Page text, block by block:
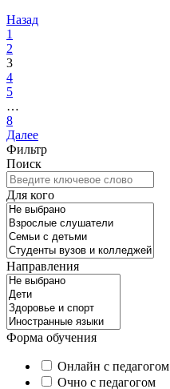
Назад
1
2
3
4
5
…
8
Далее
Фильтр
Поиск
Для кого
Направления
Форма обучения
Онлайн с педагогом
Очно с педагогом